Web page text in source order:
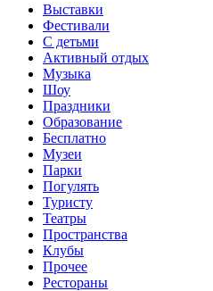
Выставки
Фестивали
С детьми
Активный отдых
Музыка
Шоу
Праздники
Образование
Бесплатно
Музеи
Парки
Погулять
Туристу
Театры
Пространства
Клубы
Прочее
Рестораны